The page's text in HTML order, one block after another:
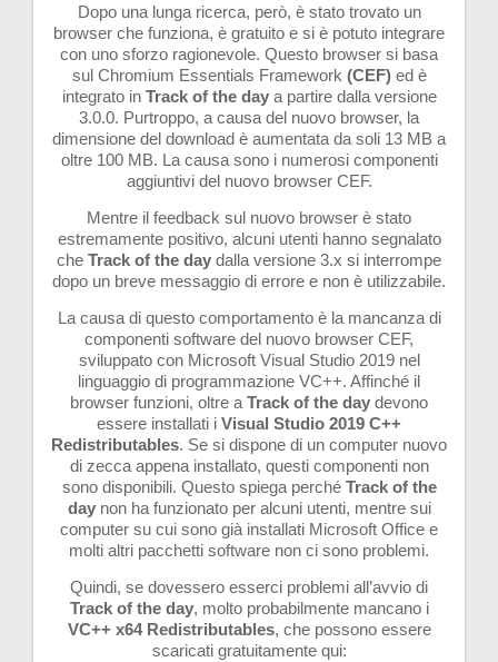
Dopo una lunga ricerca, però, è stato trovato un
browser che funziona, è gratuito e si è potuto integrare
con uno sforzo ragionevole. Questo browser si basa
sul Chromium Essentials Framework (CEF)ed è
integrato in Track of the daya partire dalla versione
3.0.0. Purtroppo, a causa del nuovo browser, la
dimensione del download è aumentata da soli 13 MB a
oltre 100 MB. La causa sono i numerosi componenti
aggiuntivi del nuovo browser CEF.
Mentre il feedback sul nuovo browser è stato
estremamente positivo, alcuni utenti hanno segnalato
che Track of the day dalla versione 3.x si interrompe
dopo un breve messaggio di errore e non è utilizzabile.
La causa di questo comportamento è la mancanza di
componenti software del nuovo browser CEF,
sviluppato con Microsoft Visual Studio 2019 nel
linguaggio di programmazione VC++. Affinché il
browser funzioni, oltre a Track of the day devono
essere installati i Visual Studio 2019 C++
Redistributables. Se si dispone di un computer nuovo
di zecca appena installato, questi componenti non
sono disponibili. Questo spiega perché Track of the
daynon ha funzionato per alcuni utenti, mentre sui
computer su cui sono già installati Microsoft Office e
molti altri pacchetti software non ci sono problemi.
Quindi, se dovessero esserci problemi all’avvio di
Track of the day, molto probabilmente mancano i
VC++ x64 Redistributables, che possono essere
scaricati gratuitamente qui: